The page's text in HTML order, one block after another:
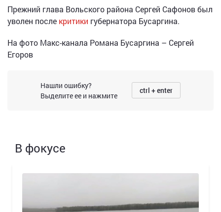
Прежний глава Вольского района Сергей Сафонов был
уволен после критики губернатора Бусаргина.
На фото Макс-канала Романа Бусаргина – Сергей
Егоров
Нашли ошибку?
Выделите ее и нажмите
ctrl + enter
В фокусе